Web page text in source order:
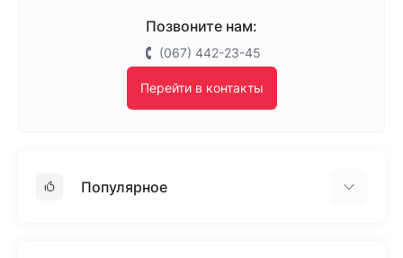
Позвоните нам:
(067) 442-23-45
Перейти в контакты
Популярное